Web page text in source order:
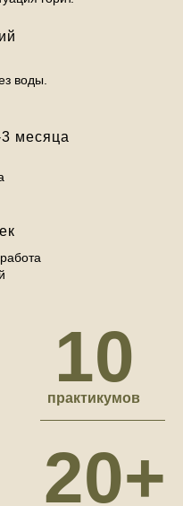
воды.
10
практикумов
20+
месяца